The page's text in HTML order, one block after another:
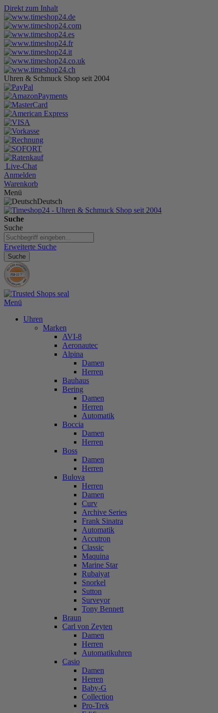
Direkt zum Inhalt
Uhren & Schmuck Shop seit 2004
Live-Chat
Anmelden
Warenkorb
Menü
Deutsch
Suche
Suche
Erweiterte Suche
Suche
Menü
Uhren
Marken
AVI-8
Aeronautec
Alpina
Damen
Herren
Bauhaus
Bering
Damen
Herren
Automatik
Boccia
Damen
Herren
Boss
Damen
Herren
Bulova
Herren
Damen
Curv
Archive Series
Frank Sinatra
Automatik
Accutron
Classic
Maquina
Marine Star
Rubaiyat
Snorkel
Sutton
Surveyor
Tony Bennett
Braun
Carl von Zeyten
Damen
Herren
Automatikuhren
Casio
Damen
Herren
Baby-G
Collection
Pro-Trek